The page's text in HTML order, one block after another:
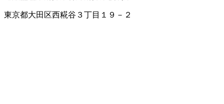
東京都大田区西糀谷３丁目１９－２